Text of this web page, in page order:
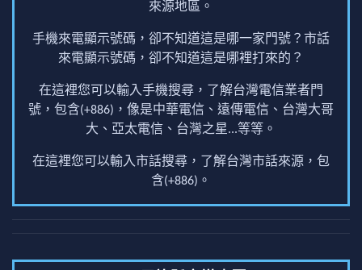
來源地區。
手機來電顯示號碼，卻不知道這是哪一家門號？市話
來電顯示號碼，卻不知道這是哪裡打來的？
在這裡您可以輸入手機搜尋，了解台灣電信業者門
號，包含(+886)，像是中華電信、遠傳電信、台灣大哥
大、亞太電信、台灣之星...等等。
在這裡您可以輸入市話搜尋，了解台灣市話來源，包
含(+886)。